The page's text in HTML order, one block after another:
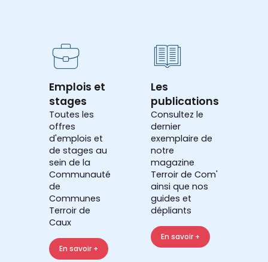
Emplois et
stages
Toutes les
offres
d'emplois et
de stages au
sein de la
Communauté
de
Communes
Terroir de
Caux
En savoir +
Les
publications
Consultez le
dernier
exemplaire de
notre
magazine
Terroir de Com'
ainsi que nos
guides et
dépliants
En savoir +